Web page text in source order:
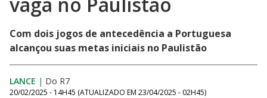
Com dois jogos de antecedência a Portuguesa
alcançou suas metas iniciais no Paulistão
LANCE | Do R7
20/02/2025 - 14H45 (ATUALIZADO EM 23/04/2025 - 02H45)